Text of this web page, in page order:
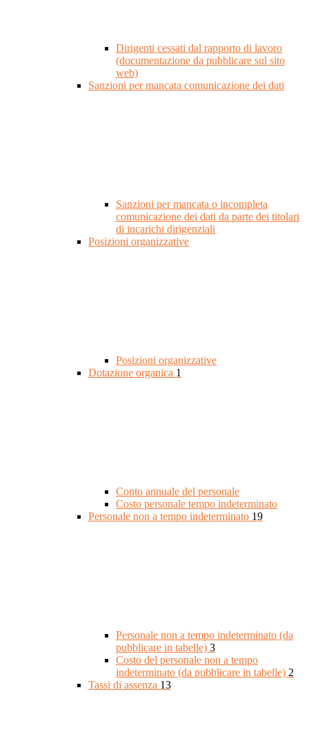
Dirigenti cessati dal rapporto di lavoro
(documentazione da pubblicare sul sito
web)
Sanzioni per mancata comunicazione dei dati
Sanzioni per mancata o incompleta
comunicazione dei dati da parte dei titolari
di incarichi dirigenziali
Posizioni organizzative
Posizioni organizzative
Dotazione organica 1
Conto annuale del personale
Costo personale tempo indeterminato
Personale non a tempo indeterminato 19
Personale non a tempo indeterminato (da
pubblicare in tabelle) 3
Costo del personale non a tempo
indeterminato (da pubblicare in tabelle) 2
Tassi di assenza 13